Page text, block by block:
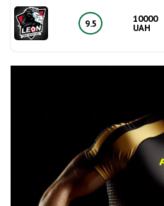
9.5
10000
UAH